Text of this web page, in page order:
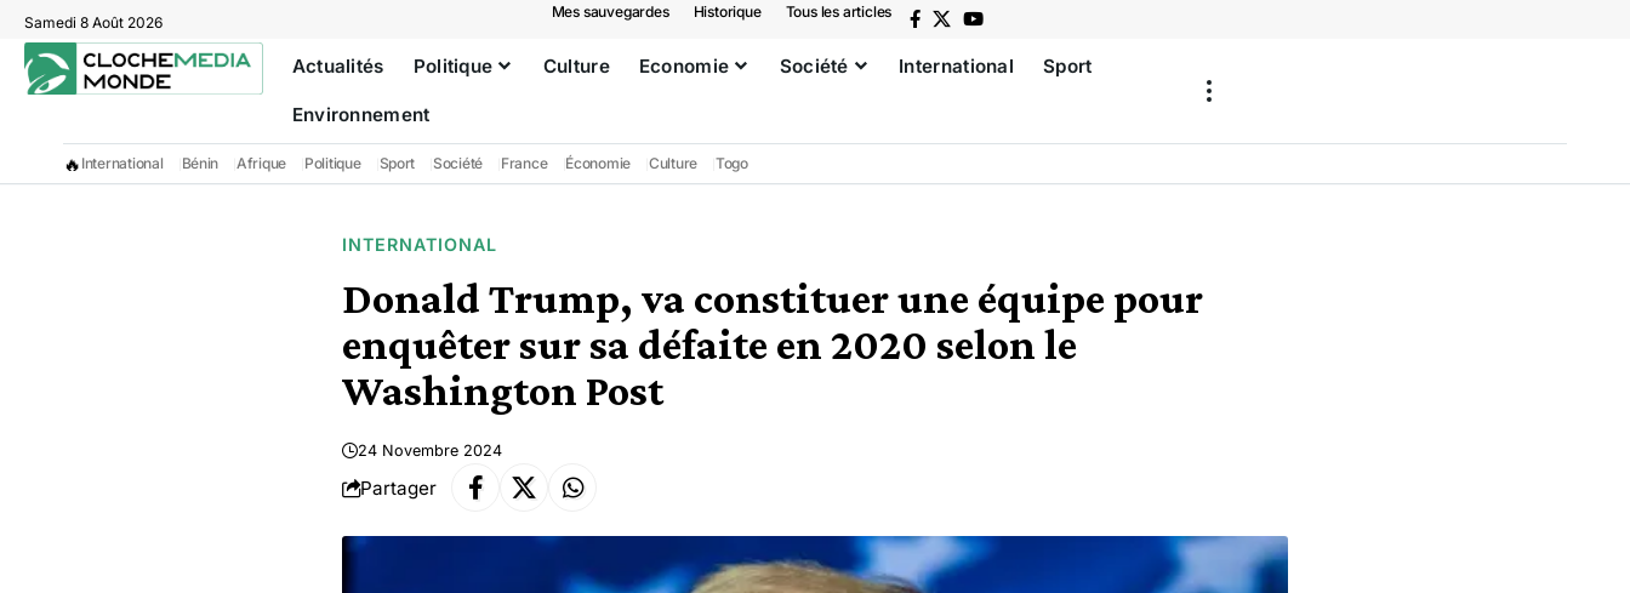
Samedi 8 Août 2026
Mes sauvegardes Historique Tous les articles
Actualités Politique Culture Economie Société International Sport
Environnement
🔥 International Bénin Afrique Politique Sport Société France Économie Culture Togo
INTERNATIONAL
Donald Trump, va constituer une équipe pour
enquêter sur sa défaite en 2020 selon le
Washington Post
24 Novembre 2024
Partager